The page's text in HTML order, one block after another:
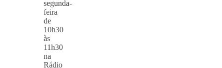
segunda-
feira
de
10h30
às
11h30
na
Rádio